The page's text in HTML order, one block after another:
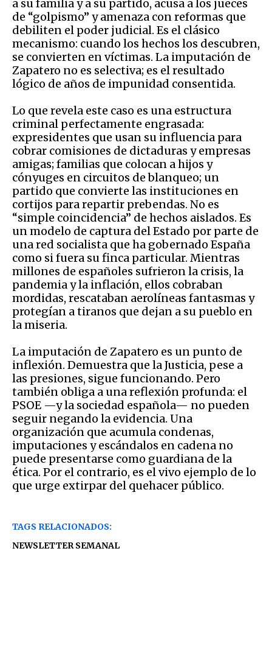
a su familia y a su partido, acusa a los jueces
de “golpismo” y amenaza con reformas que
debiliten el poder judicial. Es el clásico
mecanismo: cuando los hechos los descubren,
se convierten en víctimas. La imputación de
Zapatero no es selectiva; es el resultado
lógico de años de impunidad consentida.
Lo que revela este caso es una estructura
criminal perfectamente engrasada:
expresidentes que usan su influencia para
cobrar comisiones de dictaduras y empresas
amigas; familias que colocan a hijos y
cónyuges en circuitos de blanqueo; un
partido que convierte las instituciones en
cortijos para repartir prebendas. No es
“simple coincidencia” de hechos aislados. Es
un modelo de captura del Estado por parte de
una red socialista que ha gobernado España
como si fuera su finca particular. Mientras
millones de españoles sufrieron la crisis, la
pandemia y la inflación, ellos cobraban
mordidas, rescataban aerolíneas fantasmas y
protegían a tiranos que dejan a su pueblo en
la miseria.
La imputación de Zapatero es un punto de
inflexión. Demuestra que la Justicia, pese a
las presiones, sigue funcionando. Pero
también obliga a una reflexión profunda: el
PSOE —y la sociedad española— no pueden
seguir negando la evidencia. Una
organización que acumula condenas,
imputaciones y escándalos en cadena no
puede presentarse como guardiana de la
ética. Por el contrario, es el vivo ejemplo de lo
que urge extirpar del quehacer público.
TAGS RELACIONADOS:
NEWSLETTER SEMANAL